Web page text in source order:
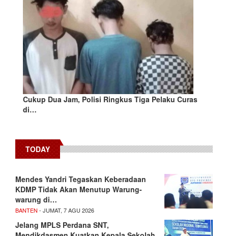
Cukup Dua Jam, Polisi Ringkus Tiga Pelaku Curas
di…
TODAY
Mendes Yandri Tegaskan Keberadaan
KDMP Tidak Akan Menutup Warung-
warung di…
BANTEN - JUMAT, 7 AGU 2026
Jelang MPLS Perdana SNT,